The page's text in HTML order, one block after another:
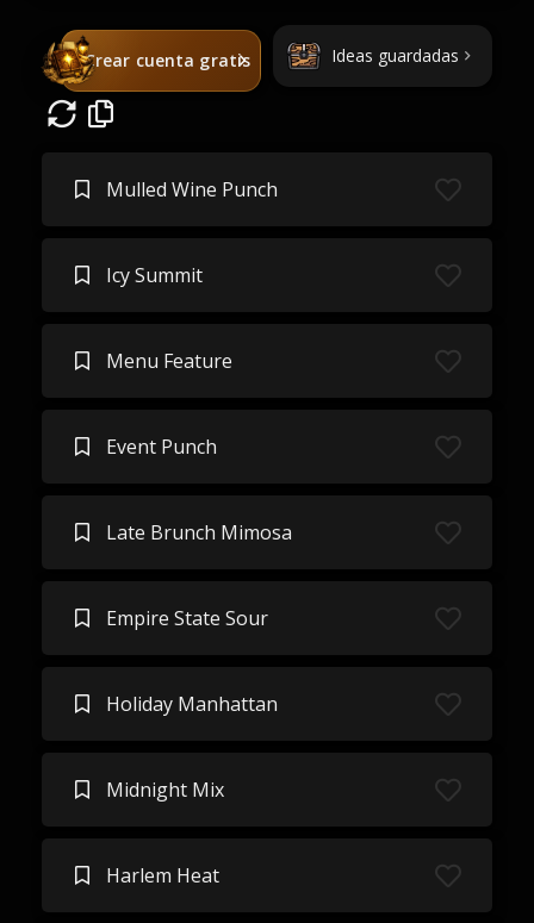
Crear cuenta gratis Ideas guardadas
Mulled Wine Punch
Icy Summit
Menu Feature
Event Punch
Late Brunch Mimosa
Empire State Sour
Holiday Manhattan
Midnight Mix
Harlem Heat